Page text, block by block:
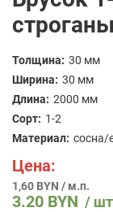
Толщина: 30 мм
Ширина: 30 мм
Длина: 2000 мм
Сорт: 1-2
Материал: сосна/
Цена:
1,60 BYN / м.п.
3.20 BYN / шт